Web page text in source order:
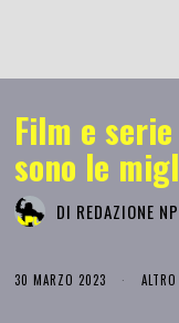
Film e
sono le
DI REDAZIONE
30 MARZO 2023 ALTRO